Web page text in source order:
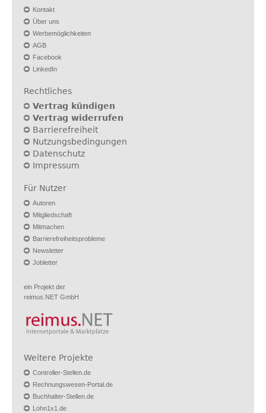
Kontakt
Über uns
Werbemöglichkeiten
AGB
Facebook
LinkedIn
Rechtliches
Vertrag kündigen
Vertrag widerrufen
Barrierefreiheit
Nutzungsbedingungen
Datenschutz
Impressum
Für Nutzer
Autoren
Mitgliedschaft
Mitmachen
Barrierefreiheitsprobleme
Newsletter
Jobletter
ein Projekt der
reimus.NET GmbH
Weitere Projekte
Controller-Stellen.de
Rechnungswesen-Portal.de
Buchhalter-Stellen.de
Lohn1x1.de